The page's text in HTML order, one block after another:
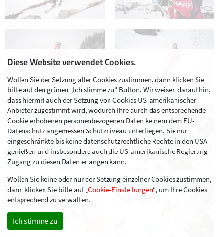
Diese Website verwendet Cookies.
Wollen Sie der Setzung aller Cookies zustimmen, dann klicken Sie
bitte auf den grünen „Ich stimme zu“ Button. Wir weisen darauf hin,
dass hiermit auch der Setzung von Cookies US-amerikanischer
Anbieter zugestimmt wird, wodurch Ihre durch das entsprechende
Cookie erhobenen personenbezogenen Daten keinem dem EU-
Datenschutz angemessen Schutzniveau unterliegen, Sie nur
eingeschränkte bis keine datenschutzrechtliche Rechte in den USA
genießen und insbesondere auch die US-amerikanische Regierung
Zugang zu diesen Daten erlangen kann.
Wollen Sie keine oder nur der Setzung einzelner Cookies zustimmen,
dann klicken Sie bitte auf „Cookie-Einstellungen“, um Ihre Cookies
entsprechend zu verwalten.
Ich stimme zu